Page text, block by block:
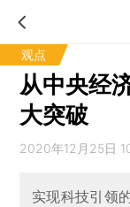
观点
从中央经
大突破
2020年12月25日
实现科技引领